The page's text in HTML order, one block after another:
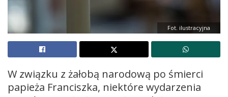
Fot. ilustracyjna
W związku z żałobą narodową po śmierci
papieża Franciszka, niektóre wydarzenia